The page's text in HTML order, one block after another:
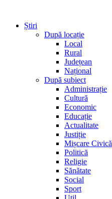
Știri
După locație
Local
Rural
Județean
Național
După subiect
Administrație
Cultură
Economic
Educație
Actualitate
Justiție
Mișcare Civică
Politică
Religie
Sănătate
Social
Sport